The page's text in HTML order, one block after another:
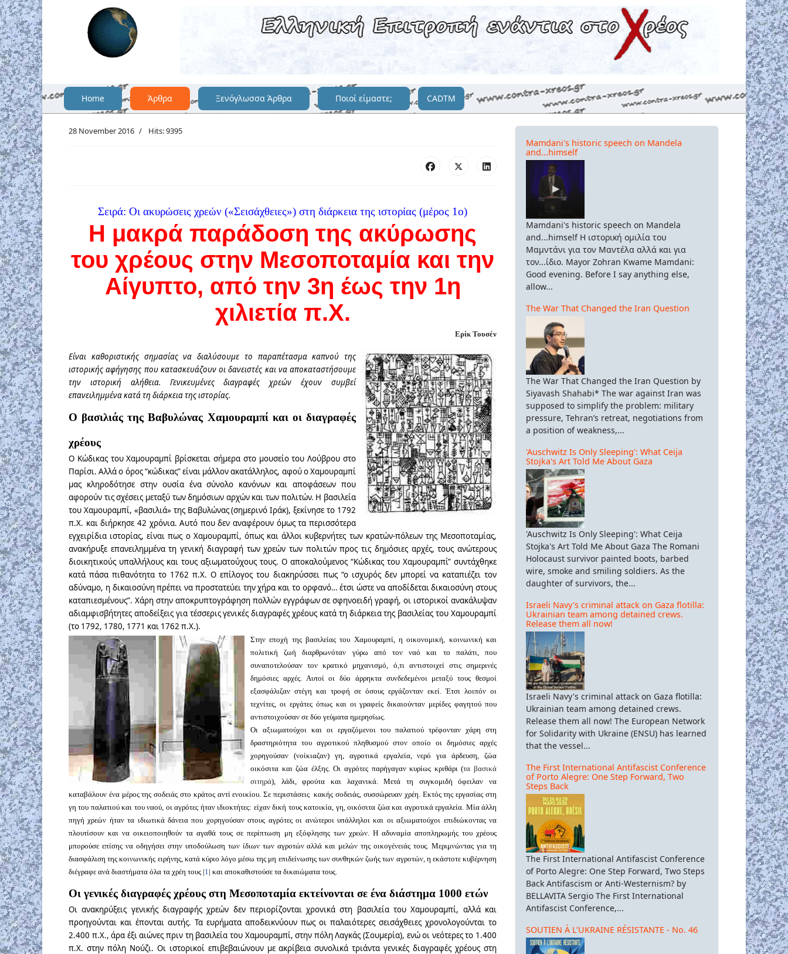
Home Άρθρα Ξενόγλωσσα Άρθρα Ποιοί είμαστε; CADTM
28 November 2016 Hits: 9395
Σειρά: Οι ακυρώσεις χρεών («Σεισάχθειες») στη διάρκεια της ιστορίας (μέρος 1ο)
Η μακρά παράδοση της ακύρωσης
του χρέους στην Μεσοποταμία και την
Αίγυπτο, από την 3η έως την 1η
χιλιετία π.Χ.
Ερίκ Τουσέν
Είναι καθοριστικής σημασίας να διαλύσουμε το παραπέτασμα καπνού της
ιστορικής αφήγησης που κατασκευάζουν οι δανειστές και να αποκαταστήσουμε
την ιστορική αλήθεια. Γενικευμένες διαγραφές χρεών έχουν συμβεί
επανειλημμένα κατά τη διάρκεια της ιστορίας.
Ο βασιλιάς της Βαβυλώνας Χαμουραμπί και οι διαγραφές
χρέους
Ο Κώδικας του Χαμουραμπί βρίσκεται σήμερα στο μουσείο του Λούβρου στο
Παρίσι. Αλλά ο όρος “κώδικας” είναι μάλλον ακατάλληλος, αφού ο Χαμουραμπί
μας κληροδότησε στην ουσία ένα σύνολο κανόνων και αποφάσεων που
αφορούν τις σχέσεις μεταξύ των δημόσιων αρχών και των πολιτών. Η βασιλεία
του Χαμουραμπί, «βασιλιά» της Βαβυλώνας (σημερινό Ιράκ), ξεκίνησε το 1792
π.Χ. και διήρκησε 42 χρόνια. Αυτό που δεν αναφέρουν όμως τα περισσότερα
εγχειρίδια ιστορίας, είναι πως ο Χαμουραμπί, όπως και άλλοι κυβερνήτες των κρατών-πόλεων της Μεσοποταμίας,
ανακήρυξε επανειλημμένα τη γενική διαγραφή των χρεών των πολιτών προς τις δημόσιες αρχές, τους ανώτερους
διοικητικούς υπαλλήλους και τους αξιωματούχους τους. Ο αποκαλούμενος “Κώδικας του Χαμουραμπί” συντάχθηκε
κατά πάσα πιθανότητα το 1762 π.Χ. Ο επίλογος του διακηρύσσει πως “ο ισχυρός δεν μπορεί να καταπιέζει τον
αδύναμο, η δικαιοσύνη πρέπει να προστατεύει την χήρα και το ορφανό… έτσι ώστε να αποδίδεται δικαιοσύνη στους
καταπιεσμένους”. Χάρη στην αποκρυπτογράφηση πολλών εγγράφων σε σφηνοειδή γραφή,οι ιστορικοί ανακάλυψαν
αδιαμφισβήτητες αποδείξεις για τέσσερις γενικές διαγραφές χρέους κατά τη διάρκεια της βασιλείας του Χαμουραμπί
(το 1792, 1780, 1771 και 1762 π.Χ.).
Στην εποχή της βασιλείας του Χαμουραμπί, η οικονομική, κοινωνική και
πολιτική ζωή διαρθρωνόταν γύρω από τον ναό και το παλάτι, που
συναποτελούσαν τον κρατικό μηχανισμό, ό,τι αντιστοιχεί στις σημερινές
δημόσιες αρχές. Αυτοί οι δύο άρρηκτα συνδεδεμένοι μεταξύ τους θεσμοί
εξασφάλιζαν στέγη και τροφή σε όσους εργάζονταν εκεί. Έτσι λοιπόν οι
τεχνίτες, οι εργάτες όπως και οι γραφείς δικαιούνταν μερίδες φαγητού που
αντιστοιχούσαν σε δύο γεύματα ημερησίως.
Οι αξιωματούχοι και οι εργαζόμενοι του παλατιού τρέφονταν χάρη στη
δραστηριότητα του αγροτικού πληθυσμού στον οποίο οι δημόσιες αρχές
χορηγούσαν (νοίκιαζαν) γη, αγροτικά εργαλεία, νερό για άρδευση, ζώα
οικόσιτα και ζώα έλξης. Οι αγρότες παρήγαγαν κυρίως κριθάρι (τα βασικά
σιτηρά), λάδι, φρούτα και λαχανικά. Μετά τη συγκομιδή όφειλαν να
καταβάλουν ένα μέρος της σοδειάς στο κράτος αντί ενοικίου. Σε περιστάσεις κακής σοδειάς, συσσώρευαν χρέη. Εκτός της εργασίας στη
γη του παλατιού και του ναού, οι αγρότες ήταν ιδιοκτήτες: είχαν δική τους κατοικία, γη, οικόσιτα ζώα και αγροτικά εργαλεία. Μία άλλη
πηγή χρεών ήταν τα ιδιωτικά δάνεια που χορηγούσαν στους αγρότες οι ανώτεροι υπάλληλοι και οι αξιωματούχοι επιδιώκοντας να
πλουτίσουν και να οικειοποιηθούν τα αγαθά τους σε περίπτωση μη εξόφλησης των χρεών. Η αδυναμία αποπληρωμής του χρέους
μπορούσε επίσης να οδηγήσει στην υποδούλωση των ίδιων των αγροτών αλλά και μελών της οικογένειάς τους. Μεριμνώντας για τη
διασφάλιση της κοινωνικής ειρήνης, κατά κύριο λόγο μέσω της μη επιδείνωσης των συνθηκών ζωής των αγροτών, η εκάστοτε κυβέρνηση
διέγραφε ανά διαστήματα όλα τα χρέη τους |1 | και αποκαθιστούσε τα δικαιώματα τους.
Οι γενικές διαγραφές χρέους στη Μεσοποταμία εκτείνονται σε ένα διάστημα 1000 ετών
Oι ανακηρύξεις γενικής διαγραφής χρεών δεν περιορίζονται χρονικά στη βασιλεία του Χαμουραμπί, αλλά και
προηγούνται και έπονται αυτής. Τα ευρήματα αποδεικνύουν πως οι παλαιότερες σεισάχθειες χρονολογούνται το
2.400 π.Χ., άρα έξι αιώνες πριν τη βασιλεία του Χαμουραμπί, στην πόλη Λαγκάς (Σουμερία), ενώ οι νεότερες το 1.400
π.Χ. στην πόλη Νούζι. Οι ιστορικοί επιβεβαιώνουν με ακρίβεια συνολικά τριάντα γενικές διαγραφές χρέους στη
Mamdani's historic speech on Mandela
and...himself
Mamdani's historic speech on Mandela
and...himself Η ιστορική ομιλία του
Μαμντάνι για τον Μαντέλα αλλά και για
τον...ίδιο. Mayor Zohran Kwame Mamdani:
Good evening. Before I say anything else,
allow...
The War That Changed the Iran Question
The War That Changed the Iran Question by
Siyavash Shahabi* The war against Iran was
supposed to simplify the problem: military
pressure, Tehran’s retreat, negotiations from
a position of weakness,...
'Auschwitz Is Only Sleeping': What Ceija
Stojka's Art Told Me About Gaza
'Auschwitz Is Only Sleeping': What Ceija
Stojka's Art Told Me About Gaza The Romani
Holocaust survivor painted boots, barbed
wire, smoke and smiling soldiers. As the
daughter of survivors, the...
Israeli Navy's criminal attack on Gaza flotilla:
Ukrainian team among detained crews.
Release them all now!
Israeli Navy's criminal attack on Gaza flotilla:
Ukrainian team among detained crews.
Release them all now! The European Network
for Solidarity with Ukraine (ENSU) has learned
that the vessel...
The First International Antifascist Conference
of Porto Alegre: One Step Forward, Two
Steps Back
The First International Antifascist Conference
of Porto Alegre: One Step Forward, Two Steps
Back Antifascism or Anti-Westernism? by
BELLAVITA Sergio The First International
Antifascist Conference,...
SOUTIEN À L’UKRAINE RÉSISTANTE - No. 46